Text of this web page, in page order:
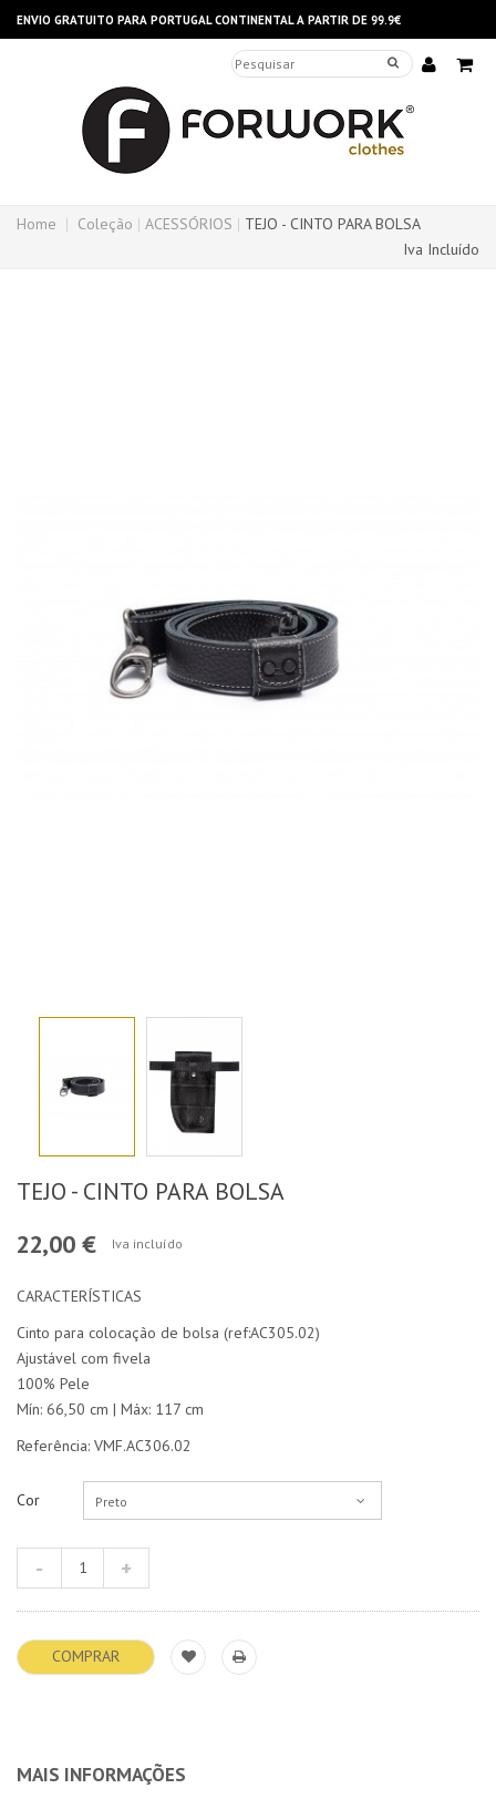
ENVIO GRATUITO PARA PORTUGAL CONTINENTAL A PARTIR DE 99.9€
Home Coleção ACESSÓRIOS
TEJO - CINTO PARA BOLSA
Iva Incluído
TEJO - CINTO PARA BOLSA
22,00 €
Iva incluído
CARACTERÍSTICAS
Cinto para colocação de bolsa (ref:AC305.02)
Ajustável com fivela
100% Pele
Mín: 66,50 cm | Máx: 117 cm
Referência: VMF.AC306.02
Cor Preto
COMPRAR
MAIS INFORMAÇÕES